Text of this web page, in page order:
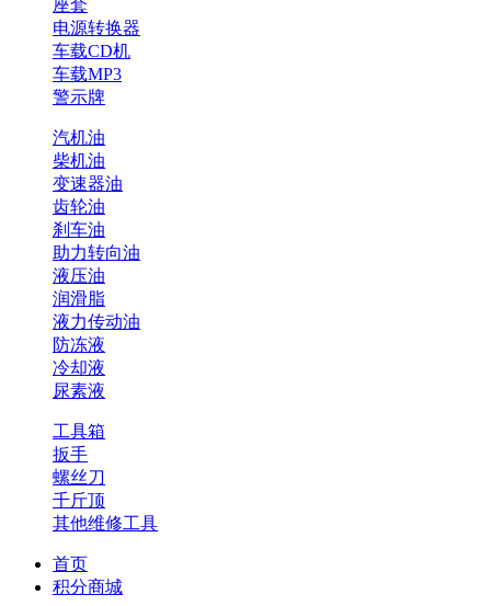
座套
电源转换器
车载CD机
车载MP3
警示牌
汽机油
柴机油
变速器油
齿轮油
刹车油
助力转向油
液压油
润滑脂
液力传动油
防冻液
冷却液
尿素液
工具箱
扳手
螺丝刀
千斤顶
其他维修工具
首页
积分商城